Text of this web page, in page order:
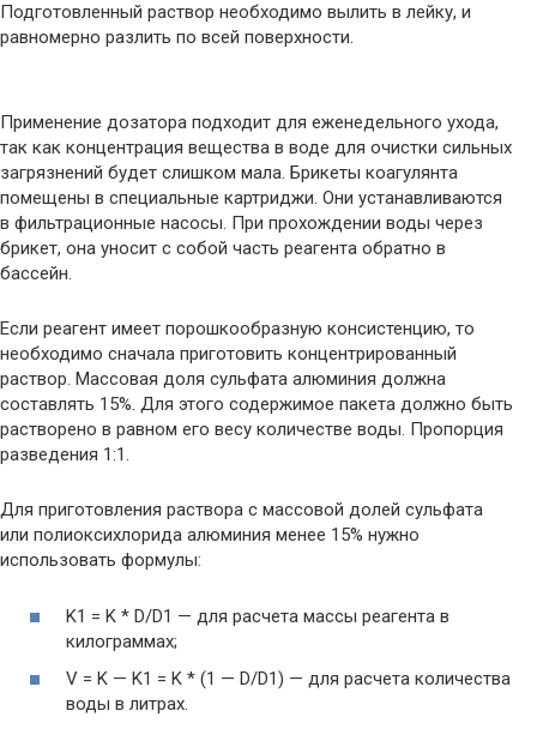
Подготовленный раствор необходимо вылить в лейку, и
равномерно разлить по всей поверхности.
Применение дозатора подходит для еженедельного ухода,
так как концентрация вещества в воде для очистки сильных
загрязнений будет слишком мала. Брикеты коагулянта
помещены в специальные картриджи. Они устанавливаются
в фильтрационные насосы. При прохождении воды через
брикет, она уносит с собой часть реагента обратно в
бассейн.
Если реагент имеет порошкообразную консистенцию, то
необходимо сначала приготовить концентрированный
раствор. Массовая доля сульфата алюминия должна
составлять 15%. Для этого содержимое пакета должно быть
растворено в равном его весу количестве воды. Пропорция
разведения 1:1.
Для приготовления раствора с массовой долей сульфата
или полиоксихлорида алюминия менее 15% нужно
использовать формулы:
K1 = K * D/D1 — для расчета массы реагента в
килограммах;
V = K — K1 = K * (1 — D/D1) — для расчета количества
воды в литрах.